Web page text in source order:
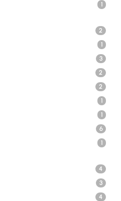
1
2
1
3
2
2
1
1
6
1
4
3
4